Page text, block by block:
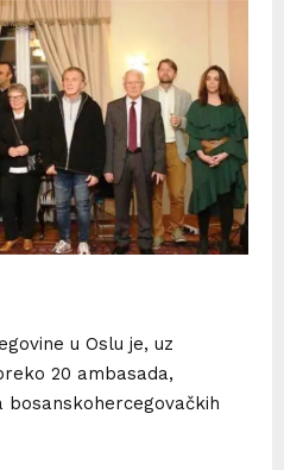
u Oslu je, uz
20 ambasada,